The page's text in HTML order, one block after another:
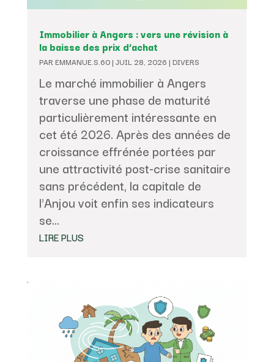
Immobilier à Angers : vers une révision à
la baisse des prix d’achat
PAR EMMANUE.S.60| JUIL 28, 2026 | DIVERS
Le marché immobilier à Angers
traverse une phase de maturité
particulièrement intéressante en
cet été 2026. Après des années de
croissance effrénée portées par
une attractivité post-crise sanitaire
sans précédent, la capitale de
l'Anjou voit enfin ses indicateurs
se...
LIRE PLUS